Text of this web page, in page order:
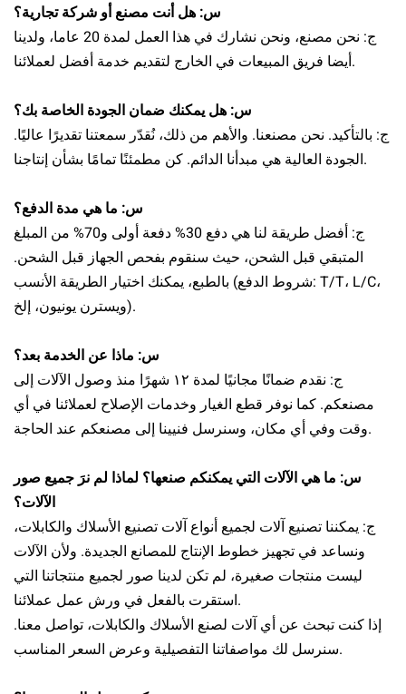
س: هل أنت مصنع أو شركة تجارية؟
ج: نحن مصنع، ونحن نشارك في هذا العمل لمدة 20 عاما، ولدينا
أيضا فريق المبيعات في الخارج لتقديم خدمة أفضل لعملائنا.
س: هل يمكنك ضمان الجودة الخاصة بك؟
ج: بالتأكيد. نحن مصنعنا. والأهم من ذلك، نُقدّر سمعتنا تقديرًا عاليًا.
الجودة العالية هي مبدأنا الدائم. كن مطمئنًا تمامًا بشأن إنتاجنا.
س: ما هي مدة الدفع؟
ج: أفضل طريقة لنا هي دفع 30% دفعة أولى و70% من المبلغ
المتبقي قبل الشحن، حيث سنقوم بفحص الجهاز قبل الشحن.
بالطبع، يمكنك اختيار الطريقة الأنسب (شروط الدفع: T/T، L/C،
ويسترن يونيون، إلخ).
س: ماذا عن الخدمة بعد؟
ج: نقدم ضمانًا مجانيًا لمدة ١٢ شهرًا منذ وصول الآلات إلى
مصنعكم. كما نوفر قطع الغيار وخدمات الإصلاح لعملائنا في أي
وقت وفي أي مكان، وسنرسل فنيينا إلى مصنعكم عند الحاجة.
س: ما هي الآلات التي يمكنكم صنعها؟ لماذا لم نرَ جميع صور
الآلات؟
ج: يمكننا تصنيع آلات لجميع أنواع آلات تصنيع الأسلاك والكابلات،
ونساعد في تجهيز خطوط الإنتاج للمصانع الجديدة. ولأن الآلات
ليست منتجات صغيرة، لم تكن لدينا صور لجميع منتجاتنا التي
استقرت بالفعل في ورش عمل عملائنا.
إذا كنت تبحث عن أي آلات لصنع الأسلاك والكابلات، تواصل معنا.
سنرسل لك مواصفاتنا التفصيلية وعرض السعر المناسب.